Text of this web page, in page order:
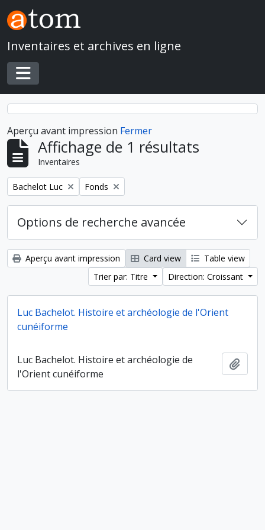
Skip to main content
Inventaires et archives en ligne
Toggle navigation
Aperçu avant impression Fermer
Affichage de 1 résultats
Inventaires
Remove filter:
Bachelot Luc Remove filter:
Fonds
Options de recherche avancée
Aperçu avant impression Card view
Table view
Trier par: Titre
Direction: Croissant
Luc Bachelot. Histoire et archéologie de l'Orient
cunéiforme
Luc Bachelot. Histoire et archéologie de
l'Orient cunéiforme